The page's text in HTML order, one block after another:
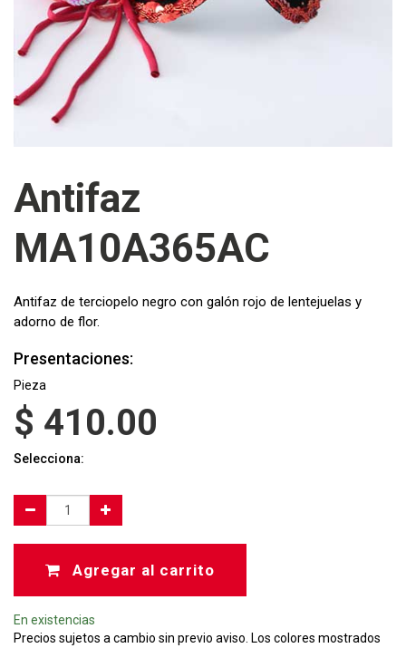
Antifaz
MA10A365AC
Antifaz de terciopelo negro con galón rojo de lentejuelas y
adorno de flor.
Presentaciones:
Pieza
$ 410.00
Selecciona:
Agregar al carrito
En existencias
Precios sujetos a cambio sin previo aviso. Los colores mostrados